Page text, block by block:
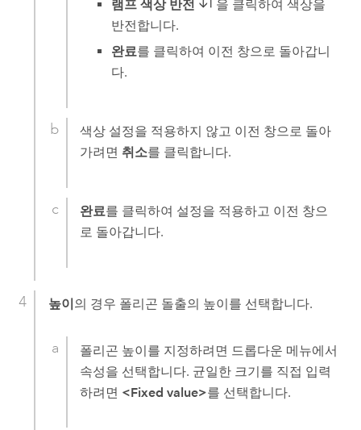
램프 색상 반전
을 클릭하여 색상을
반전합니다.
완료를 클릭하여 이전 창으로 돌아갑니
다.
색상 설정을 적용하지 않고 이전 창으로 돌아
가려면 취소를 클릭합니다.
완료를 클릭하여 설정을 적용하고 이전 창으
로 돌아갑니다.
높이 의 경우 폴리곤 돌출의 높이를 선택합니다.
폴리곤 높이를 지정하려면 드롭다운 메뉴에서
속성을 선택합니다. 균일한 크기를 직접 입력
하려면 <Fixed value>를 선택합니다.